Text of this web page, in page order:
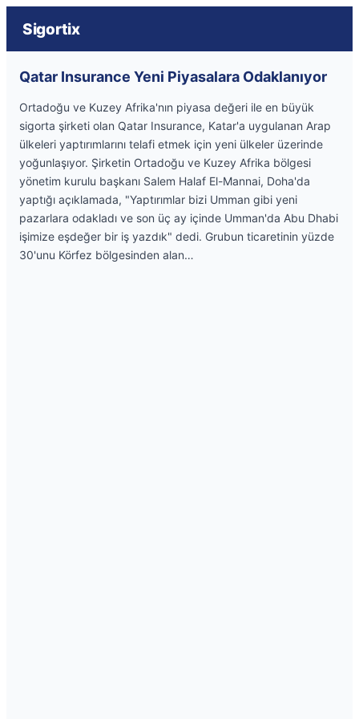
Sigortix
Qatar Insurance Yeni Piyasalara Odaklanıyor
Ortadoğu ve Kuzey Afrika'nın piyasa değeri ile en büyük
sigorta şirketi olan Qatar Insurance, Katar'a uygulanan Arap
ülkeleri yaptırımlarını telafi etmek için yeni ülkeler üzerinde
yoğunlaşıyor. Şirketin Ortadoğu ve Kuzey Afrika bölgesi
yönetim kurulu başkanı Salem Halaf El-Mannai, Doha'da
yaptığı açıklamada, "Yaptırımlar bizi Umman gibi yeni
pazarlara odakladı ve son üç ay içinde Umman'da Abu Dhabi
işimize eşdeğer bir iş yazdık" dedi. Grubun ticaretinin yüzde
30'unu Körfez bölgesinden alan…